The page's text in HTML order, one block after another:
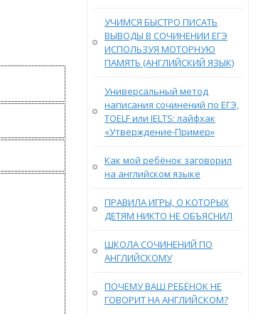
УЧИМСЯ БЫСТРО ПИСАТЬ
ВЫВОДЫ В СОЧИНЕНИИ ЕГЭ
ИСПОЛЬЗУЯ МОТОРНУЮ
ПАМЯТЬ (АНГЛИЙСКИЙ ЯЗЫК)
Универсальный метод
написания сочинений по ЕГЭ,
TOELF или IELTS: лайфхак
«Утверждение-Пример»
Как мой ребёнок заговорил
на английском языке
ПРАВИЛА ИГРЫ, О КОТОРЫХ
ДЕТЯМ НИКТО НЕ ОБЪЯСНИЛ
ШКОЛА СОЧИНЕНИЙ ПО
АНГЛИЙСКОМУ
ПОЧЕМУ ВАШ РЕБЁНОК НЕ
ГОВОРИТ НА АНГЛИЙСКОМ?